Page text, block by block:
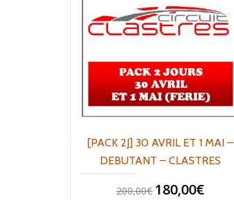
[PACK 2J] 30 AVRIL ET 1 MAI –
DEBUTANT – CLASTRES
200,00€ 180,00€